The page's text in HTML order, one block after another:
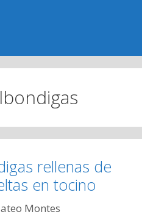
rellenas de
en tocino
Montes